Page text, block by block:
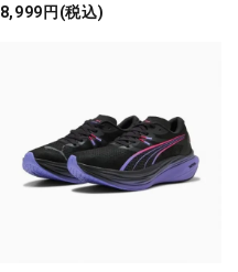
8,999円(税込)